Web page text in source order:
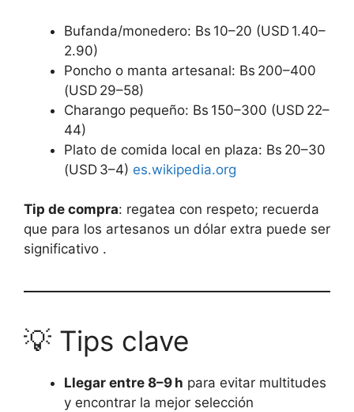
Bufanda/monedero: Bs 10–20 (USD 1.40–
2.90)
Poncho o manta artesanal: Bs 200–400
(USD 29–58)
Charango pequeño: Bs 150–300 (USD 22–
44)
Plato de comida local en plaza: Bs 20–30
(USD 3–4) es.wikipedia.org
Tip de compra: regatea con respeto; recuerda
que para los artesanos un dólar extra puede ser
significativo .
💡 Tips clave
Llegar entre 8–9 h para evitar multitudes
y encontrar la mejor selección